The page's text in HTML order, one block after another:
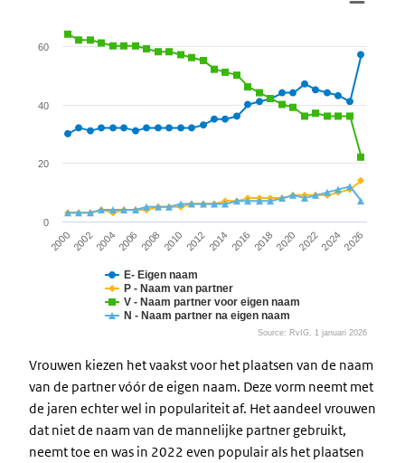
Line chart with 4 lines.
View as data table, Chart
The chart has 1 X axis displaying categories.
The chart has 1 Y axis displaying values. Data ranges from 3 to
E- Eigen naam
P - Naam van partner
V - Naam partner voor eigen naam
N - Naam partner na eigen naam
2000200220042006 2008 2010 20122014 2016 20182020202220242026
0
20
40
60
Source: RvIG, 1 januari 2026
Vrouwen kiezen het vaakst voor het plaatsen van de naam
van de partner vóór de eigen naam. Deze vorm neemt met
de jaren echter wel in populariteit af. Het aandeel vrouwen
dat niet de naam van de mannelijke partner gebruikt,
neemt toe en was in 2022 even populair als het plaatsen